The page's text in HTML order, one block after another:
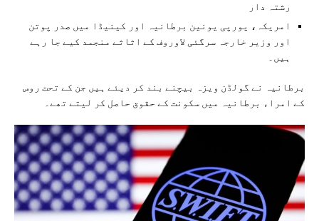
رشتہ دار
امریکہ، یورپی یونین برطانیہ اور کینیڈا میں صدر پوتن
اور وزیر خارجہ سرگئی لاوروف کے اثاثے منجمد کیے جا رہے
ہیں۔
برطانیہ نے گولڈن ویزہ بیچنے بند کر دیئے ہیں جن کے تحت روس
کے امراء برطانیہ میں سکونت کے حقوق حاصل کر لیتے تھے۔